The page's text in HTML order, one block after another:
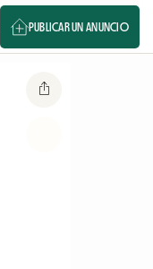
PUBLICAR UN ANUNCIO